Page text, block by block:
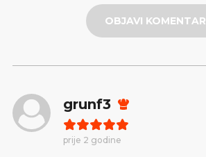
OBJAVI KOMENTAR
grunf3
prije 2 godine